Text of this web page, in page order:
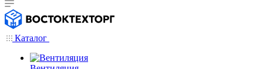
Каталог